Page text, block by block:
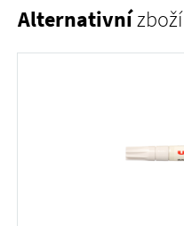
Alternativnízboží